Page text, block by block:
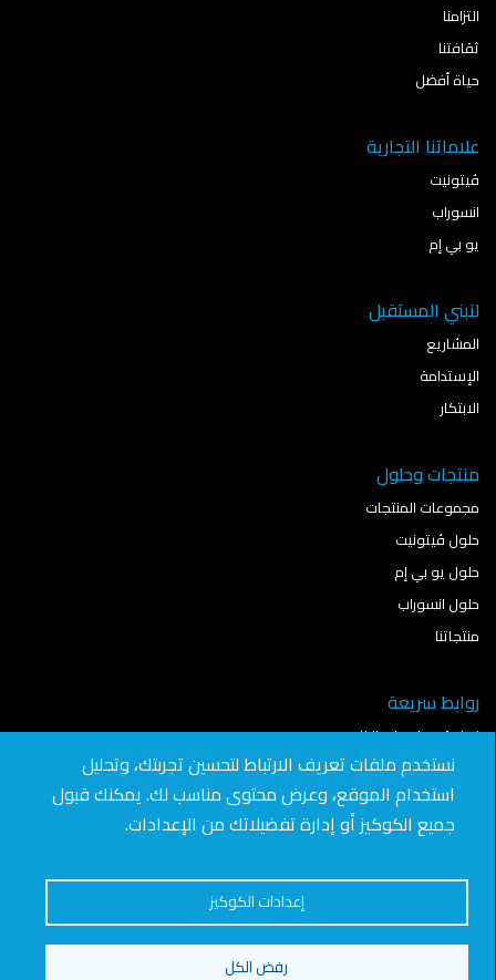
التزامنا
ثقافتنا
حياة أفضل
علاماتنا التجارية
ڤيتونيت
انسوراب
يو بي إم
لنبني المستقبل
المشاريع
الإستدامة
الابتكار
منتجات وحلول
مجموعات المنتجات
حلول ڤيتونيت
حلول يو بي إم
حلول انسوراب
منتجاتنا
روابط سريعة
نمذجة معلومات البناء
آخر الأخبار
تواصل معنا
انضم للعمل في "سافيتو"
نستخدم ملفات تعريف الارتباط لتحسين تجربتك، وتحليل
استخدام الموقع، وعرض محتوى مناسب لك. يمكنك قبول
جميع الكوكيز أو إدارة تفضيلاتك من الإعدادات.
إعدادات الكوكيز
رفض الكل